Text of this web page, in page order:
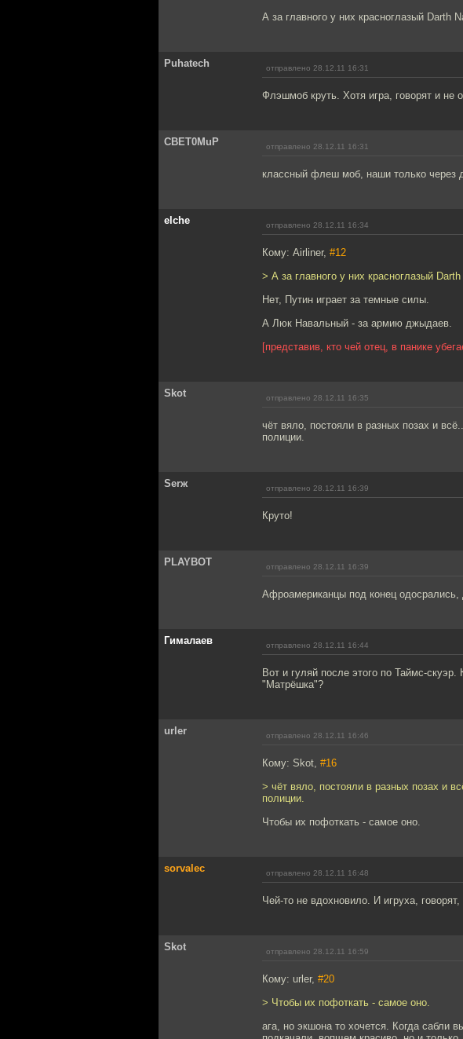
А за главного у них красноглазый Darth
Puhatech отправлено 28.12.11 16:31
Флэшмоб круть. Хотя игра, говорят и не
CBET0MuP отправлено 28.12.11 16:31
классный флеш моб, наши только через
elche отправлено 28.12.11 16:34
Кому: Airliner, #12
> А за главного у них красноглазый
Нет, Путин играет за темные силы.
А Люк Навальный - за армию джыдаев.
[представив, кто чей отец, в панике
Skot отправлено 28.12.11 16:35
чёт вяло, постояли в разных позах и
полиции.
Serж отправлено 28.12.11 16:39
Круто!
PLAYBOT отправлено 28.12.11 16:39
Афроамериканцы под конец одосрались,
Гималаев отправлено 28.12.11 16:44
Вот и гуляй после этого по Таймс-
"Матрёшка"?
urler отправлено 28.12.11 16:46
Кому: Skot, #16
> чёт вяло, постояли в разных позах и
полиции.
Чтобы их пофоткать - самое оно.
sorvalec отправлено 28.12.11 16:48
Чей-то не вдохновило. И игруха, говорят,
Skot отправлено 28.12.11 16:59
Кому: urler, #20
> Чтобы их пофоткать - самое оно.
ага, но экшона то хочется. Когда сабли